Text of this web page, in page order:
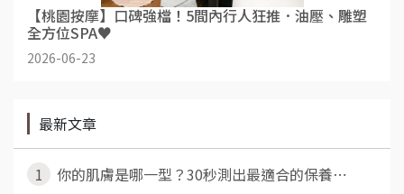
【桃園按摩】口碑強檔！5間內行人狂推．油壓、雕塑
全方位SPA♥
2026-06-23
最新文章
1
你的肌膚是哪一型？30秒測出最適合的保養⋯